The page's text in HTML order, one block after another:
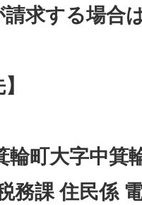
請求する場合
輪町大字中箕
務課 住民係